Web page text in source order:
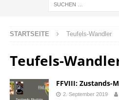
STARTSEITE Teufels-Wandler
Teufels-
FFVIII: Zustands-
2. September 2019